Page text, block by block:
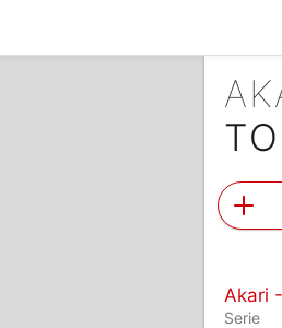
Akari
Serie